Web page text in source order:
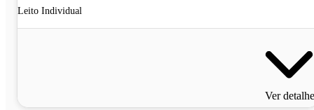
Leito Individual
Ver